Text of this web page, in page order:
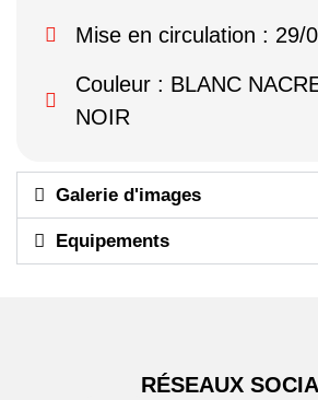
Mise en circulation : 29/
Couleur : BLANC
NOIR
Galerie d'images
Equipements
RÉSEAUX